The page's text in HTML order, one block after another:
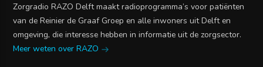
Zorgradio RAZO Delft maakt radioprogramma’s voor patiënten
van de Reinier de Graaf Groep en alle inwoners uit Delft en
omgeving, die interesse hebben in informatie uit de zorgsector.
Meer weten over RAZO